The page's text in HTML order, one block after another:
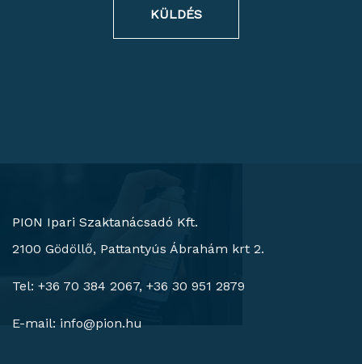
KÜLDÉS
PION Ipari Szaktanácsadó Kft.
2100 Gödöllő, Pattantyús Ábrahám krt 2.
Tel: +36 70 384 2067, +36 30 951 2879
E-mail: info@pion.hu